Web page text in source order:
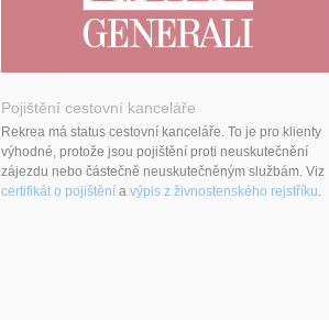
Pojištění cestovní kanceláře
Rekrea má status cestovní kanceláře. To je pro klienty
výhodné, protože jsou pojištění proti neuskutečnění
zájezdu nebo částečně neuskutečněným službám. Viz
certifikát o pojištění a výpis z živnostenského rejstříku.